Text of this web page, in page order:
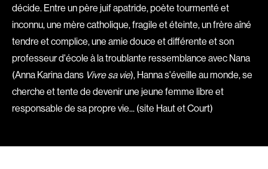
Aventure
Biographiques
Comédies
Comédies musicales
Érotiques
Étudiants
Famille
Fantastiques
Fiction
Guerre
Indépendants
Jeunesse
décide. Entre un père juif apatride, poète tourmenté et
inconnu, une mère catholique, fragile et éteinte, un frère aîné
tendre et complice, une amie douce et différente et son
professeur d'école à la troublante ressemblance avec Nana
(Anna Karina dans Vivre sa vie), Hanna s'éveille au monde, se
cherche et tente de devenir une jeune femme libre et
responsable de sa propre vie... (site Haut et Court)